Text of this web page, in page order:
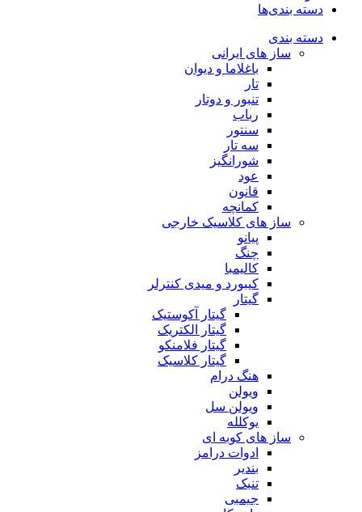
دسته بندی‌ها
دسته بندی
ساز های ایرانی
باغلاما و دیوان
تار
تنبور و دوتار
رباب
سنتور
سه تار
شورانگیز
عود
قانون
کمانچه
ساز های کلاسیک خارجی
پیانو
چنگ
کالیمبا
کیبورد و میدی کنترلر
گیتار
گیتار آکوستیک
گیتار الکتریک
گیتار فلامنکو
گیتار کلاسیک
هنگ درام
ویولن
ویولن سل
یوکلله
ساز های کوبه ای
ادوات درامز
بندیر
تنبک
جیمبی